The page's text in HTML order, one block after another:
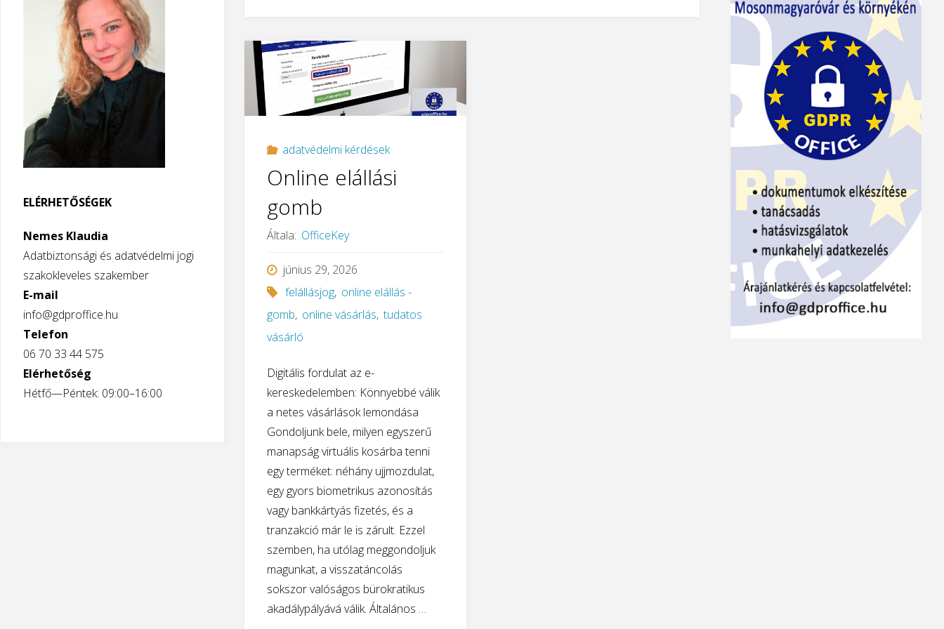
adatvédelmi kérdések
Online elállási
gomb
Általa: OfficeKey
június 29, 2026
felállásjog, online elállás -
gomb, online vásárlás, tudatos
vásárló
Digitális fordulat az e-
kereskedelemben: Könnyebbé válik
a netes vásárlások lemondása
Gondoljunk bele, milyen egyszerű
manapság virtuális kosárba tenni
egy terméket: néhány ujjmozdulat,
egy gyors biometrikus azonosítás
vagy bankkártyás fizetés, és a
tranzakció már le is zárult. Ezzel
szemben, ha utólag meggondoljuk
magunkat, a visszatáncolás
sokszor valóságos bürokratikus
akadálypályává válik. Általános …
ELÉRHETŐSÉGEK
Nemes Klaudia
Adatbiztonsági és adatvédelmi jogi
szakokleveles szakember
E-mail
info@gdproffice.hu
Telefon
06 70 33 44 575
Elérhetőség
Hétfő—Péntek: 09:00–16:00